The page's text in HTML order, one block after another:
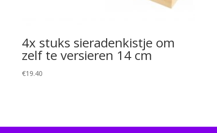
4x stuks sieradenkistje om
zelf te versieren 14 cm
€19.40